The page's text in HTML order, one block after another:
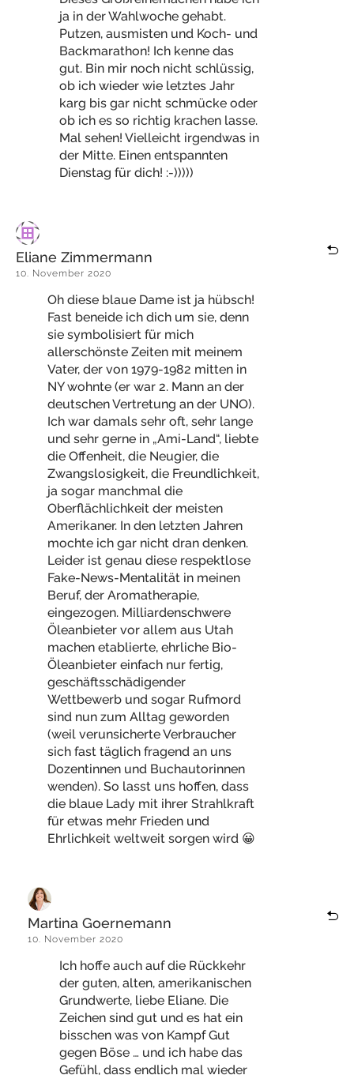
ja in der Wahlwoche gehabt.
Putzen, ausmisten und Koch- und
Backmarathon! Ich kenne das
gut. Bin mir noch nicht schlüssig,
ob ich wieder wie letztes Jahr
karg bis gar nicht schmücke oder
ob ich es so richtig krachen lasse.
Mal sehen! Vielleicht irgendwas in
der Mitte. Einen entspannten
Dienstag für dich! :-)))))
Eliane Zimmermann
10. November 2020
Oh diese blaue Dame ist ja hübsch!
Fast beneide ich dich um sie, denn
sie symbolisiert für mich
allerschönste Zeiten mit meinem
Vater, der von 1979-1982 mitten in
NY wohnte (er war 2. Mann an der
deutschen Vertretung an der UNO).
Ich war damals sehr oft, sehr lange
und sehr gerne in „Ami-Land“, liebte
die Offenheit, die Neugier, die
Zwangslosigkeit, die Freundlichkeit,
ja sogar manchmal die
Oberflächlichkeit der meisten
Amerikaner. In den letzten Jahren
mochte ich gar nicht dran denken.
Leider ist genau diese respektlose
Fake-News-Mentalität in meinen
Beruf, der Aromatherapie,
eingezogen. Milliardenschwere
Öleanbieter vor allem aus Utah
machen etablierte, ehrliche Bio-
Öleanbieter einfach nur fertig,
geschäftsschädigender
Wettbewerb und sogar Rufmord
sind nun zum Alltag geworden
(weil verunsicherte Verbraucher
sich fast täglich fragend an uns
Dozentinnen und Buchautorinnen
wenden). So lasst uns hoffen, dass
die blaue Lady mit ihrer Strahlkraft
für etwas mehr Frieden und
Ehrlichkeit weltweit sorgen wird 😀
Martina Goernemann
10. November 2020
Ich hoffe auch auf die Rückkehr
der guten, alten, amerikanischen
Grundwerte, liebe Eliane. Die
Zeichen sind gut und es hat ein
bisschen was von Kampf Gut
gegen Böse … und ich habe das
Gefühl, dass endlich mal wieder